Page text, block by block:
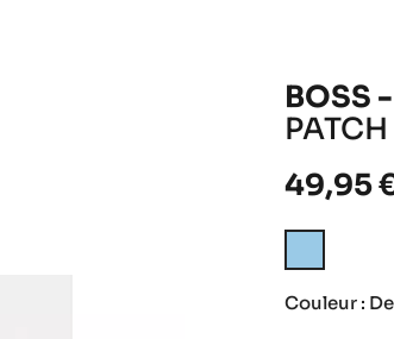
BOSS
49,95
sky/Blanc
Couleur :